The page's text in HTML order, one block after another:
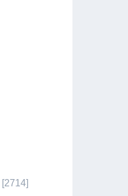
[2714]